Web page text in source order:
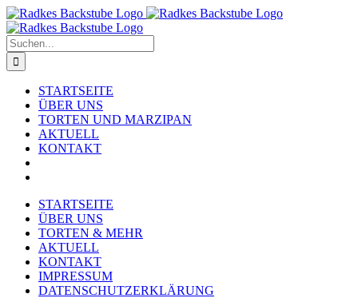
Zum
Inhalt
springen
Suche
nach:
STARTSEITE
ÜBER UNS
TORTEN UND MARZIPAN
AKTUELL
KONTAKT
STARTSEITE
ÜBER UNS
TORTEN & MEHR
AKTUELL
KONTAKT
IMPRESSUM
DATENSCHUTZERKLÄRUNG